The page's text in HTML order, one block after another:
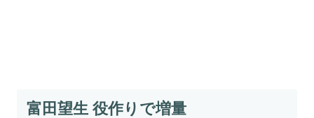
富田望生 役作りで増量